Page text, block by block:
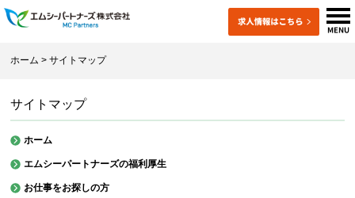
ホーム > サイトマップ
サイトマップ
ホーム
エムシーパートナーズの福利厚生
お仕事をお探しの方